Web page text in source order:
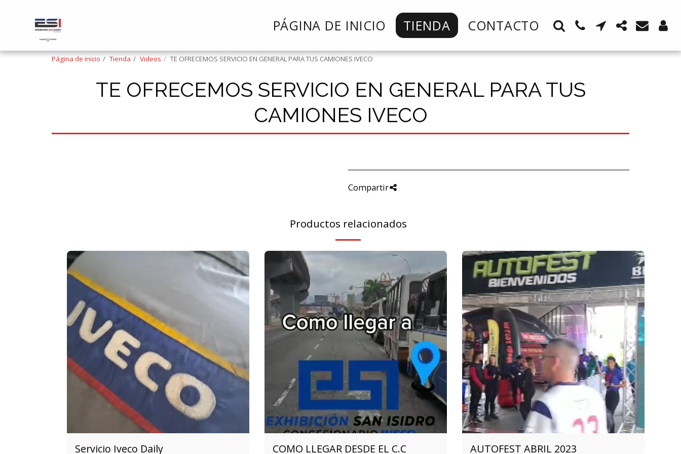
PÁGINA DE INICIO TIENDA CONTACTO
Página de inicio Tienda Videos TE OFRECEMOS SERVICIO EN GENERAL PARA TUS CAMIONES IVECO
TE OFRECEMOS SERVICIO EN GENERAL PARA TUS
CAMIONES IVECO
Compartir
Productos relacionados
Servicio Iveco Daily COMO LLEGAR DESDE EL C.C AUTOFEST ABRIL 2023